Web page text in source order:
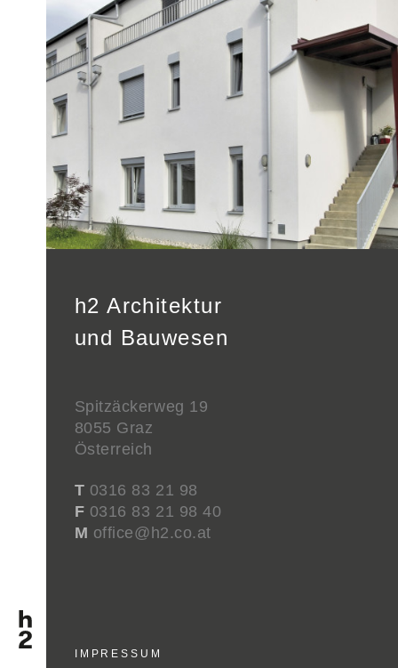
Mehrfamilienhaus mit 5 Wohneinheiten
h2 Architektur
und Bauwesen
Spitzäckerweg 19
8055 Graz
Österreich
T 0316 83 21 98
F 0316 83 21 98 40
M office@h2.co.at
IMPRESSUM